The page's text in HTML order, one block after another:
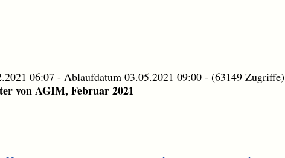
06:07 - Ablaufdatum 03.05.2021 09:00 - (63149 Zugriffe)
von AGIM, Februar 2021